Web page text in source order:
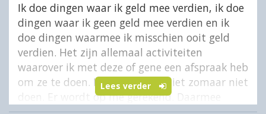
Lees verder
Ik doe dingen waar ik geld mee verdien, ik doe
dingen waar ik geen geld mee verdien en ik
doe dingen waarmee ik misschien ooit geld
verdien. Het zijn allemaal activiteiten
waarover ik met deze of gene een afspraak heb
om ze te doen. Ik kan het dus niet zomaar niet
doen. Er wordt op me gerekend. Daarmee